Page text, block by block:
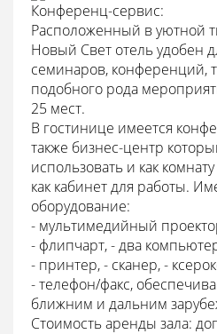
Конференц-сервис:
Расположенный в уютной
Новый Свет отель удобен
семинаров, конференций,
подобного рода
25 мест.
В гостинице имеется
также бизнес-центр
использовать и как
как кабинет для работы.
оборудование:
- мультимедийный
- флипчарт, - два
- принтер, - сканер, -
- телефон/факс,
ближним и дальним
Стоимость аренды зала: